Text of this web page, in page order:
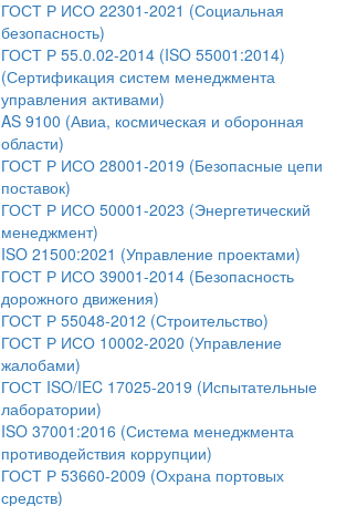
ГОСТ Р ИСО 22301-2021 (Социальная
безопасность)
ГОСТ Р 55.0.02-2014 (ISO 55001:2014)
(Сертификация систем менеджмента
управления активами)
AS 9100 (Авиа, космическая и оборонная
области)
ГОСТ Р ИСО 28001-2019 (Безопасные цепи
поставок)
ГОСТ Р ИСО 50001-2023 (Энергетический
менеджмент)
ISO 21500:2021 (Управление проектами)
ГОСТ Р ИСО 39001-2014 (Безопасность
дорожного движения)
ГОСТ Р 55048-2012 (Строительство)
ГОСТ Р ИСО 10002-2020 (Управление
жалобами)
ГОСТ ISO/IEC 17025-2019 (Испытательные
лаборатории)
ISO 37001:2016 (Система менеджмента
противодействия коррупции)
ГОСТ Р 53660-2009 (Охрана портовых
средств)